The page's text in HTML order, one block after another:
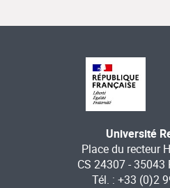
Université
Place du recteur
CS 24307 - 35043
Tél. : +33 (0)2